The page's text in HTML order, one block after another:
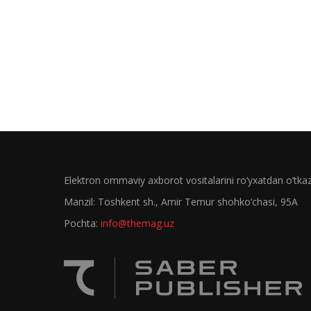
Elektron ommaviy axborot vositalarini ro‘yxatdan
Manzil: Toshkent sh., Amir Temur shohko‘chasi, 95A
Pochta: info@themag.uz